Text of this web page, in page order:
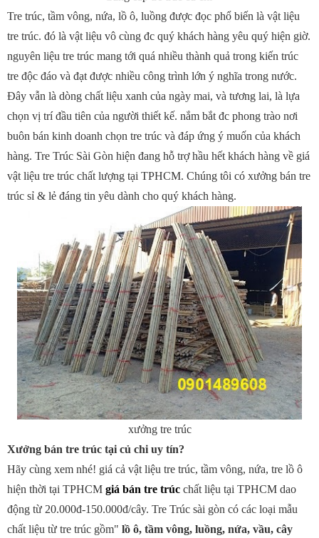
Tre trúc, tầm vông, nứa, lồ ô, luồng được đọc phổ biến là vật liệu
tre trúc. đó là vật liệu vô cùng đc quý khách hàng yêu quý hiện giờ.
nguyên liệu tre trúc mang tới quá nhiều thành quả trong kiến trúc
tre độc đáo và đạt được nhiều công trình lớn ý nghĩa trong nước.
Đây vẫn là dòng chất liệu xanh của ngày mai, và tương lai, là lựa
chọn vị trí đầu tiên của người thiết kế. nắm bắt đc phong trào nơi
buôn bán kinh doanh chọn tre trúc và đáp ứng ý muốn của khách
hàng. Tre Trúc Sài Gòn hiện đang hỗ trợ hầu hết khách hàng về giá
vật liệu tre trúc chất lượng tại TPHCM. Chúng tôi có xưởng bán tre
trúc sỉ & lẻ đáng tin yêu dành cho quý khách hàng.
xưởng tre trúc
Xưởng bán tre trúc tại củ chi uy tín?
Hãy cùng xem nhé! giá cả vật liệu tre trúc, tầm vông, nứa, tre lồ ô
hiện thời tại TPHCM giá bán tre trúc chất liệu tại TPHCM dao
động từ 20.000đ-150.000đ/cây. Tre Trúc sài gòn có các loại mẫu
chất liệu từ tre trúc gồm" lồ ô, tầm vông, luồng, nứa, vầu, cây